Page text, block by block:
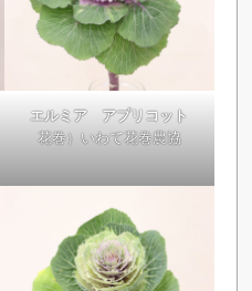
エルミア アプリコット
花巻）いわて花巻農協